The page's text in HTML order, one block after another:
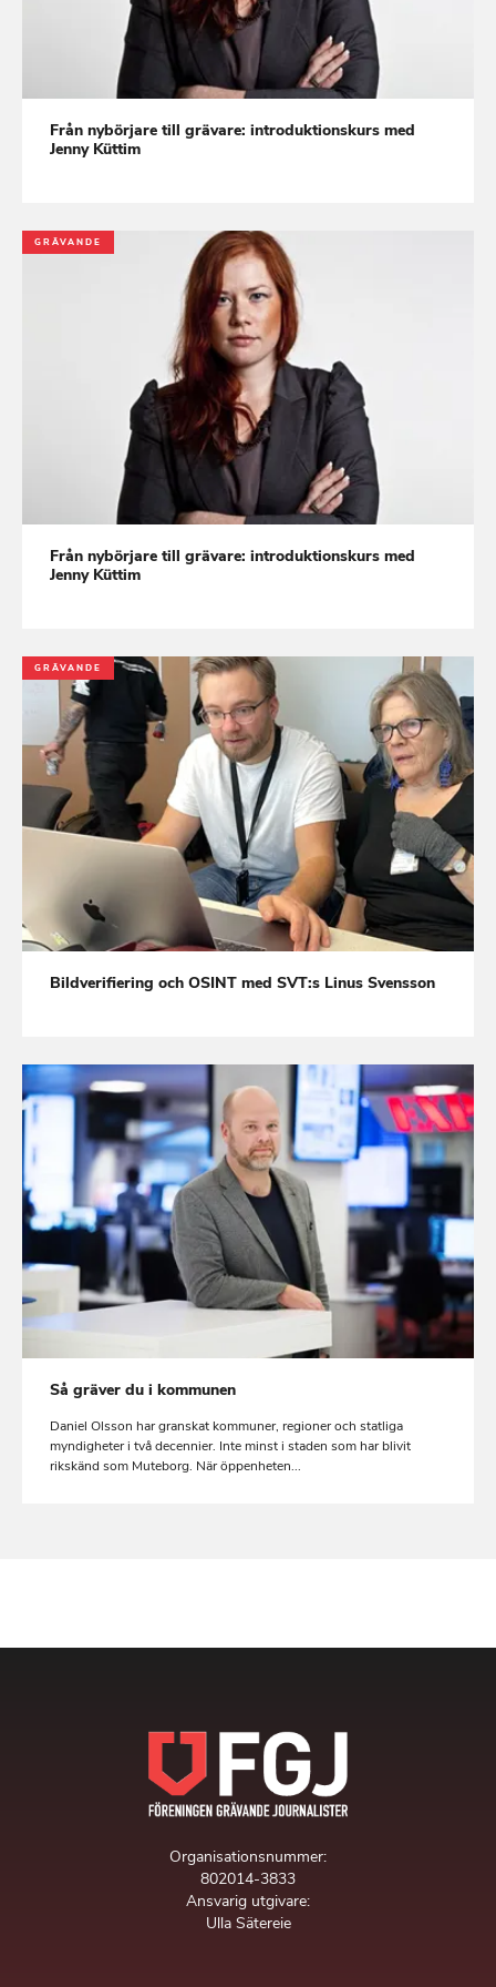
Från nybörjare till grävare: introduktionskurs med
Jenny Küttim
GRÄVANDE
Från nybörjare till grävare: introduktionskurs med
Jenny Küttim
GRÄVANDE
Bildverifiering och OSINT med SVT:s Linus Svensson
Så gräver du i kommunen
Daniel Olsson har granskat kommuner, regioner och statliga
myndigheter i två decennier. Inte minst i staden som har blivit
rikskänd som Muteborg. När öppenheten...
Organisationsnummer:
802014-3833
Ansvarig utgivare:
Ulla Sätereie